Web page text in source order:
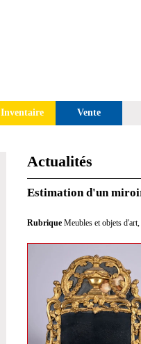
Inventaire Vente
Actualités
Estimation d'un
Rubrique Meubles et objets d'art,